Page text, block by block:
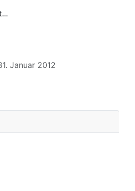
Januar 2012
Meister